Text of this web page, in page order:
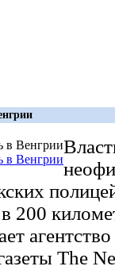
200
The